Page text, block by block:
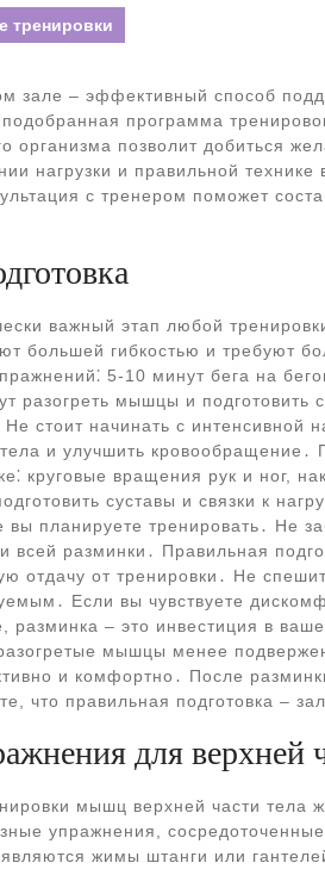
тренировки
зале – эффективный способ
программа
организма позволит добиться
нагрузки и правильной
с тренером поможет
важный этап любой
большей гибкостью и требуют
5-10 минут бега на
разогреть мышцы и подготовить
стоит начинать с интенсивной
и улучшить кровообращение․
круговые вращения рук и ног,
суставы и связки к
вы планируете тренировать․ Не
всей разминки․ Правильная
отдачу от тренировки․ Не
Если вы чувствуете
разминка – это инвестиция в
мышцы менее
и комфортно․ После
что правильная подготовка –
для верхней
мышц верхней части тела
упражнения,
жимы штанги или